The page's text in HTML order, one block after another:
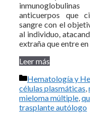
anticuerpos que
sangre con el
al individuo,
extraña que entre en
Leer más
Categorías
Hematología y
células plasmáticas
mieloma múltiple
trasplante autólogo